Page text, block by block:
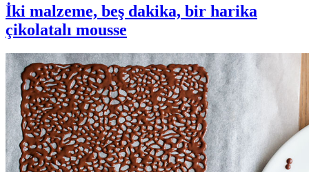
İki malzeme, beş dakika, bir harika
çikolatalı mousse